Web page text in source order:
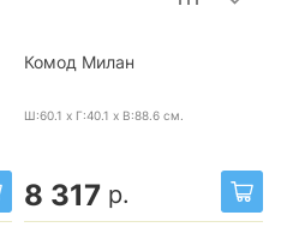
Комод Милан
Ш:60.1 x Г:40.1 x В:88.6 см.
8 317 р.